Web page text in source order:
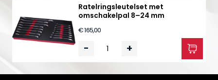
Ratelringsleutelset met
omschakelpal 8–24 mm
€ 165,00
- +